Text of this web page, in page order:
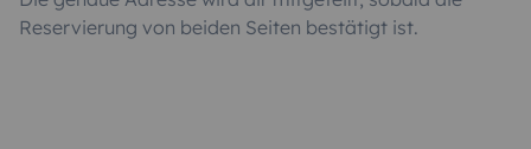
Reservierung von beiden Seiten bestätigt ist.